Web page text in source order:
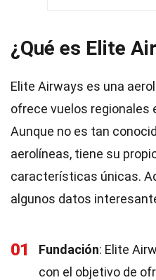
¿Qué es Elite
Elite Airways es una
ofrece vuelos regionales
Aunque no es tan
aerolíneas, tiene su
características únicas.
algunos datos
01 Fundación: Elite
con el objetivo de